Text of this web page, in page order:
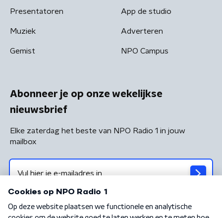
Presentatoren
Muziek
Gemist
App de studio
Adverteren
NPO Campus
Abonneer je op onze wekelijkse
nieuwsbrief
Elke zaterdag het beste van NPO Radio 1 in jouw
mailbox